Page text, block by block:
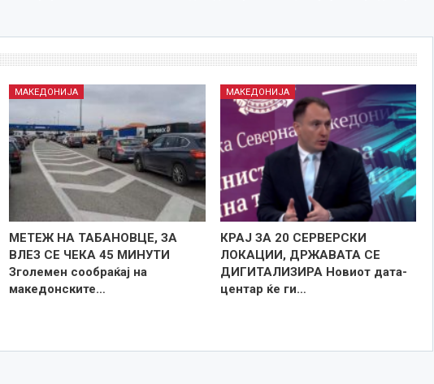
МАКЕДОНИЈА
МЕТЕЖ НА ТАБАНОВЦЕ, ЗА
ВЛЕЗ СЕ ЧЕКА 45 МИНУТИ
Зголемен сообраќај на
македонските…
МАКЕДОНИЈА
КРАЈ ЗА 20 СЕРВЕРСКИ
ЛОКАЦИИ, ДРЖАВАТА СЕ
ДИГИТАЛИЗИРА Новиот дата-
центар ќе ги…